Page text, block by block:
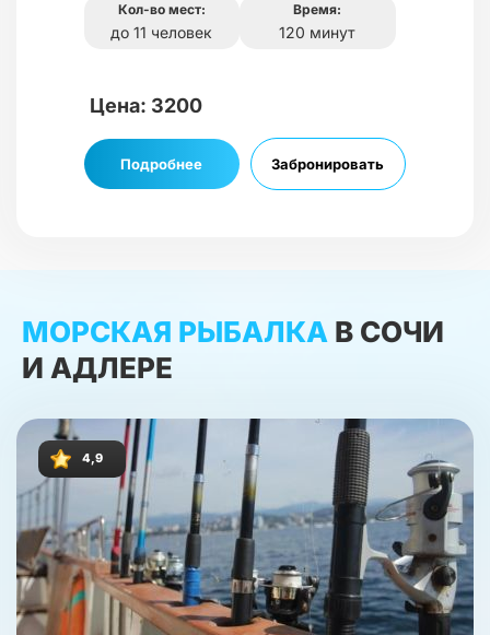
Кол-во мест:
до 11 человек
Время:
120 минут
Цена: 3200
Подробнее Забронировать
МОРСКАЯ РЫБАЛКА В СОЧИ
И АДЛЕРЕ
4,9